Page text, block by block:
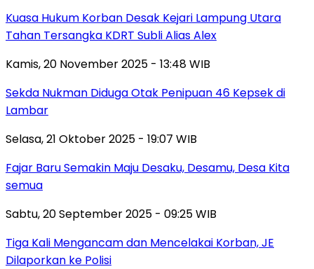
Kuasa Hukum Korban Desak Kejari Lampung Utara
Tahan Tersangka KDRT Subli Alias Alex
Kamis, 20 November 2025 - 13:48 WIB
Sekda Nukman Diduga Otak Penipuan 46 Kepsek di
Lambar
Selasa, 21 Oktober 2025 - 19:07 WIB
Fajar Baru Semakin Maju Desaku, Desamu, Desa Kita
semua
Sabtu, 20 September 2025 - 09:25 WIB
Tiga Kali Mengancam dan Mencelakai Korban, JE
Dilaporkan ke Polisi